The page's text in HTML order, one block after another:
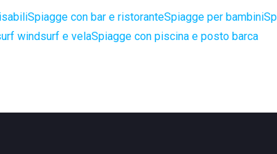
Spiagge con bar e ristoranteSpiagge per bambini
windsurf e velaSpiagge con piscina e posto barca